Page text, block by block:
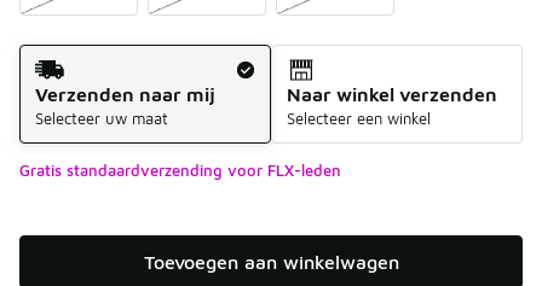
Verzendmethode
Verzenden naar mij
Selecteer uw maat
Naar winkel verzenden
Selecteer een winkel
Gratis standaardverzending voor FLX-leden
Toevoegen aan winkelwagen